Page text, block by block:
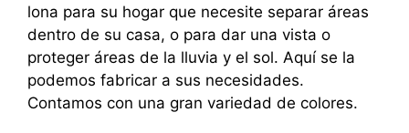
lona para su hogar que necesite separar áreas
dentro de su casa, o para dar una vista o
proteger áreas de la lluvia y el sol. Aquí se la
podemos fabricar a sus necesidades.
Contamos con una gran variedad de colores.